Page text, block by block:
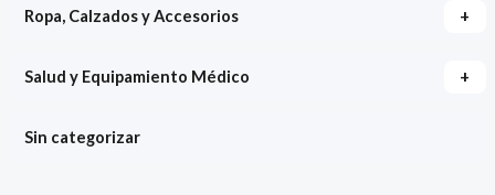
Ropa, Calzados y Accesorios +
Salud y Equipamiento Médico +
Sin categorizar